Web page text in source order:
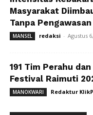
Masyarakat
Tanpa Pengawasan
MANSEL redaksi - Agustus
191 Tim Perahu
Festival Raimuti
MANOKWARI Redaktur